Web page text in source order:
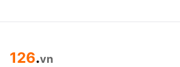
126.vn